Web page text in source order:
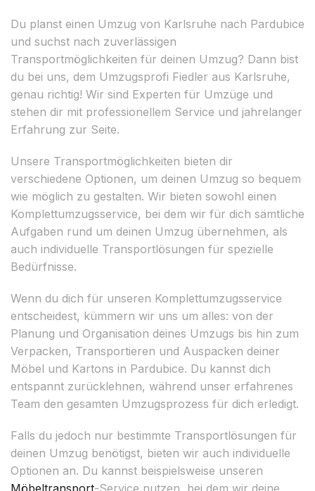
Du planst einen Umzug von Karlsruhe nach Pardubice
und suchst nach zuverlässigen
Transportmöglichkeiten für deinen Umzug? Dann bist
du bei uns, dem Umzugsprofi Fiedler aus Karlsruhe,
genau richtig! Wir sind Experten für Umzüge und
stehen dir mit professionellem Service und jahrelanger
Erfahrung zur Seite.
Unsere Transportmöglichkeiten bieten dir
verschiedene Optionen, um deinen Umzug so bequem
wie möglich zu gestalten. Wir bieten sowohl einen
Komplettumzugsservice, bei dem wir für dich sämtliche
Aufgaben rund um deinen Umzug übernehmen, als
auch individuelle Transportlösungen für spezielle
Bedürfnisse.
Wenn du dich für unseren Komplettumzugsservice
entscheidest, kümmern wir uns um alles: von der
Planung und Organisation deines Umzugs bis hin zum
Verpacken, Transportieren und Auspacken deiner
Möbel und Kartons in Pardubice. Du kannst dich
entspannt zurücklehnen, während unser erfahrenes
Team den gesamten Umzugsprozess für dich erledigt.
Falls du jedoch nur bestimmte Transportlösungen für
deinen Umzug benötigst, bieten wir auch individuelle
Optionen an. Du kannst beispielsweise unseren
Möbeltransport-Service nutzen, bei dem wir deine